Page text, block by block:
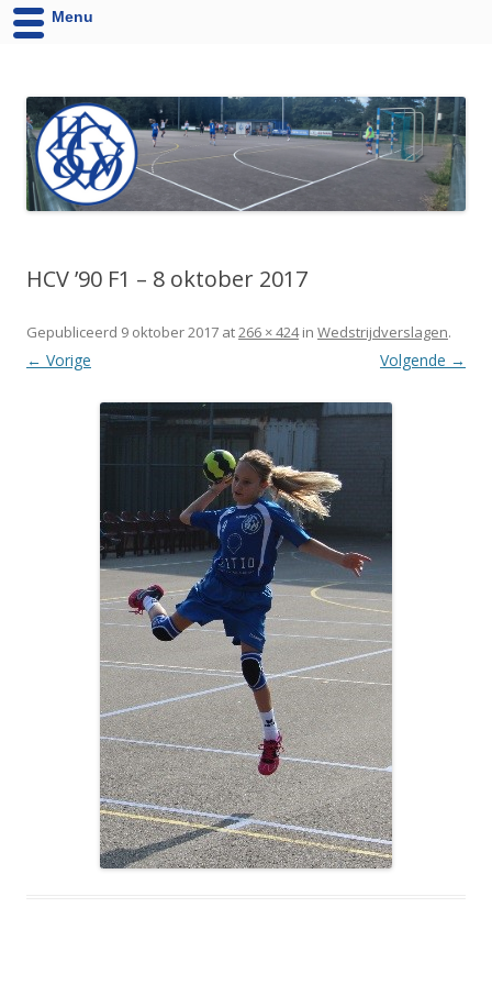
HCV ’90 F1 – 8 oktober 2017
Gepubliceerd 9 oktober 2017 at266 × 424in Wedstrijdverslagen.
← Vorige Volgende →
Menu